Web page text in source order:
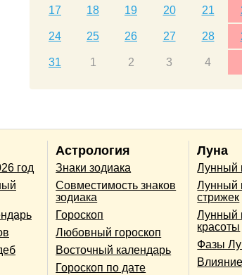
17 18 19 20 21
24 25 26 27 28
31 1 2 3 4
год
Астрология
Знаки зодиака
Совместимость знаков
зодиака
Гороскоп
Любовный гороскоп
Восточный календарь
Гороскоп по дате
Луна
Лунный
Лунный
стрижек
Лунный
красоты
Фазы